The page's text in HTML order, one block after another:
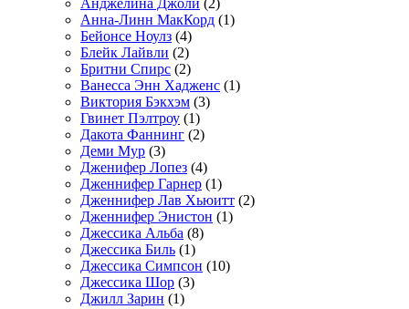
Анджелина Джоли (2)
Анна-Линн МакКорд (1)
Бейонсе Ноулз (4)
Блейк Лайвли (2)
Бритни Спирс (2)
Ванесса Энн Хадженс (1)
Виктория Бэкхэм (3)
Гвинет Пэлтроу (1)
Дакота Фаннинг (2)
Деми Мур (3)
Дженифер Лопез (4)
Дженнифер Гарнер (1)
Дженнифер Лав Хьюитт (2)
Дженнифер Энистон (1)
Джессика Альба (8)
Джессика Биль (1)
Джессика Симпсон (10)
Джессика Шор (3)
Джилл Зарин (1)